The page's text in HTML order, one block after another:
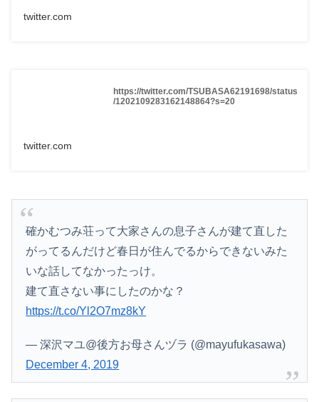
twitter.com
https://twitter.com/TSUBASA62191698/status
/1202109283162148864?s=20
twitter.com
確かむつみ荘って大家さんの息子さんが建て直した
がってるんだけど春日が住んでるからできないみた
いな話してなかったっけ。
建て直さない事にしたのかな？
https://t.co/Yl2O7mz8kY
— 深沢マユ@後方お母さんヅラ (@mayufukasawa)
December 4, 2019